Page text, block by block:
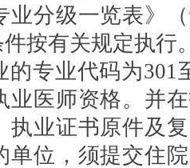
业分级一览表》
按有关规定执行
的专业代码为301
业医师资格。并
执业证书原件及
单位，须提交住